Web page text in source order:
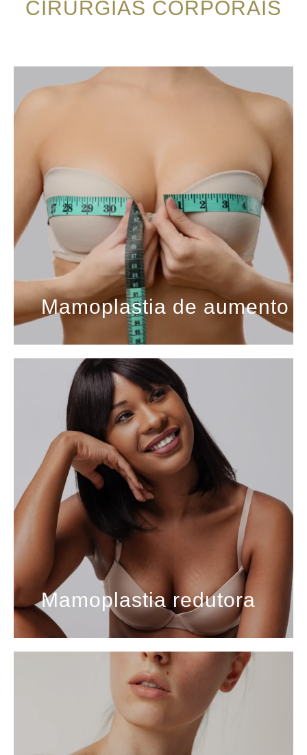
CIRURGIAS CORPORAIS
Mamoplastia de aumento
Mamoplastia redutora